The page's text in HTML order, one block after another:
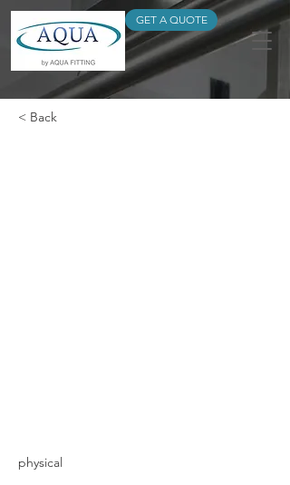
GET A QUOTE
< Back
physical